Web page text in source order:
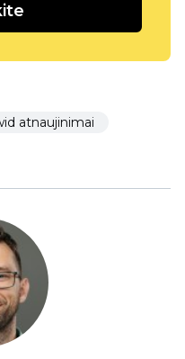
atnaujinimai